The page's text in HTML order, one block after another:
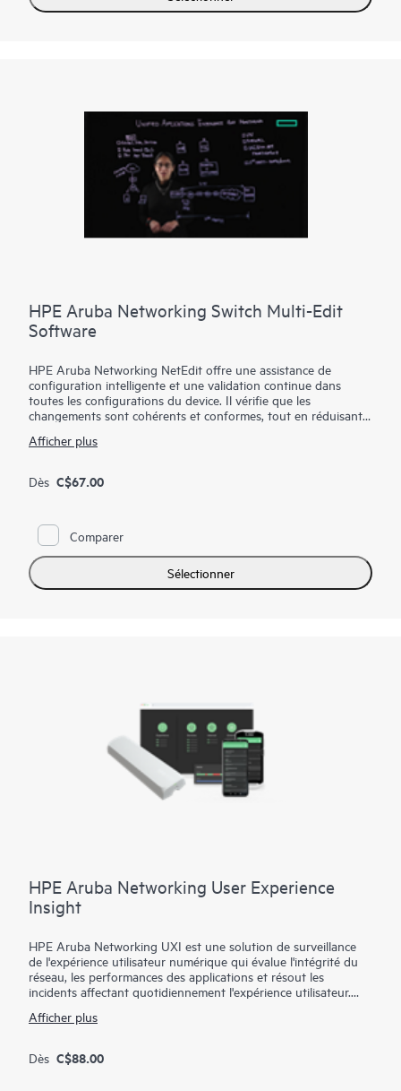
HPE Aruba Networking Switch Multi-Edit
Software
HPE Aruba Networking NetEdit offre une assistance de
configuration intelligente et une validation continue dans
toutes les configurations du device. Il vérifie que les
changements sont cohérents et conformes, tout en réduisant
de l'assistance automatisée pour la configuration avec une
minime est nécessaire puisque les équipes titulaires exploitent
leurs connaissances et leur expérience déjà existantes. HPE
multiples fichiers de configuration dans un seul éditeur, en
offrant des aperçus contextuels s'affichant automatiquement
avec une réalisation de commande, un accent sur la syntaxe et
la validation.
Afficher plus
Dès C$67.00
Comparer
Sélectionner
HPE Aruba Networking User Experience
Insight
HPE Aruba Networking UXI est une solution de surveillance
de l'expérience utilisateur numérique qui évalue l'intégrité du
réseau, les performances des applications et résout les
incidents affectant quotidiennement l'expérience utilisateur.
performances réseau et des applications depuis l'edge, et
d'assurance réseau intelligente pour mieux comprendre
l'intégrité de leur réseau et les performances dans leurs
Afficher plus
Dès C$88.00